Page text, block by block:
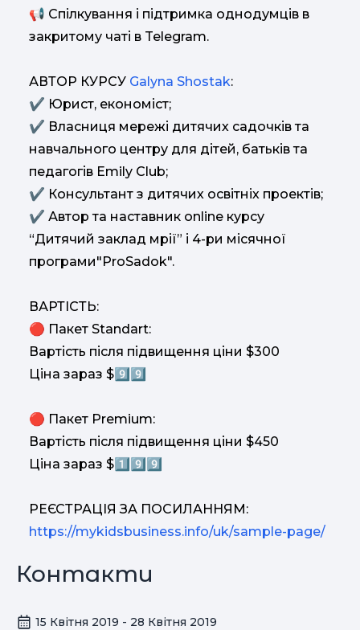
📢 Спілкування і підтримка однодумців в
закритому чаті в Telegram.
АВТОР КУРСУ Galyna Shostak:
✔ Юрист, економіст;
✔ Власниця мережі дитячих садочків та
навчального центру для дітей, батьків та
педагогів Emily Club;
✔ Консультант з дитячих освітніх проектів;
✔ Автор та наставник online курсу
“Дитячий заклад мрії” і 4-ри місячної
програми"ProSadok".
ВАРТІСТЬ:
🔴 Пакет Standart:
Вартість після підвищення ціни $300
Ціна зараз $9️⃣9️⃣
🔴 Пакет Premium:
Вартість після підвищення ціни $450
Ціна зараз $1️⃣9️⃣9️⃣
РЕЄСТРАЦІЯ ЗА ПОСИЛАННЯМ:
https://mykidsbusiness.info/uk/sample-page/
Контакти
15 Квітня 2019 - 28 Квітня 2019